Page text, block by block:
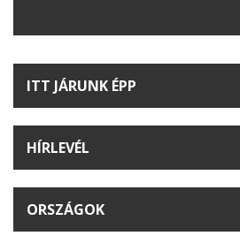
ITT JÁRUNK ÉPP
HÍRLEVÉL
ORSZÁGOK